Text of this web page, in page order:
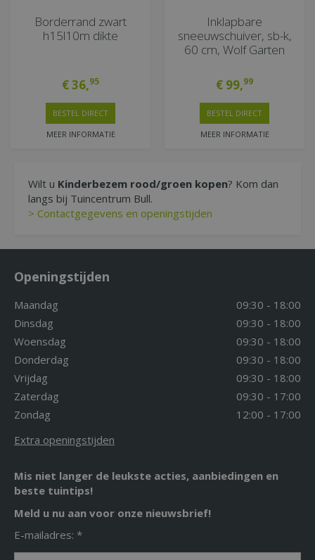
Borderrand zwart
h15l10m dikte
€36,95
MEER INFORMATIE
BESTEL DIRECT
Inklapbare
sneeuwschuiver, sb-k,
60 cm, Wolf Garten
€ 99,99
MEER INFORMATIE
BESTEL DIRECT
Wilt u Kinderbezem rood/groen kopen? Kom dan
langs bij Tuincentrum Bull.
> Contactgegevens en openingstijden
Openingstijden
Maandag
09:30 - 18:00
Dinsdag
09:30 - 18:00
Woensdag
09:30 - 18:00
Donderdag
09:30 - 18:00
Vrijdag
09:30 - 18:00
Zaterdag
09:30 - 17:00
Zondag
12:00 - 17:00
Extra openingstijden
Mis niet langer de leukste acties, aanbiedingen en
beste tuintips!
Meld u nu aan voor onze nieuwsbrief!
E-mailadres: *